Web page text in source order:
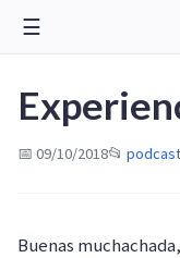
☰
📅 09/10/2018📂 podcast
Buenas